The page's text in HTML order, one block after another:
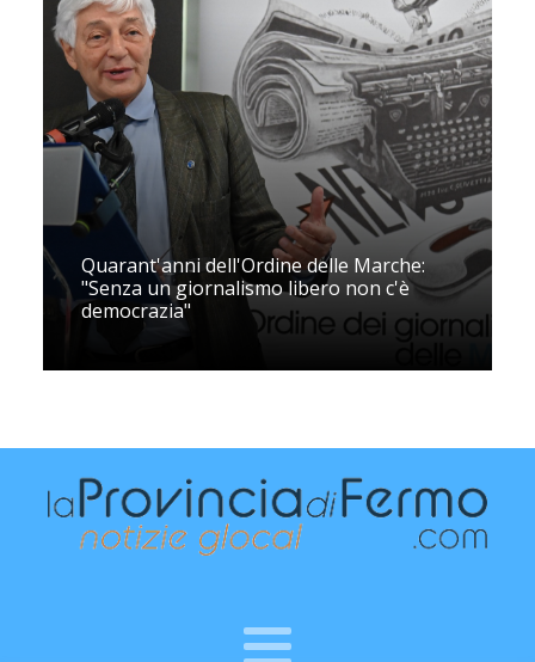
Quarant'anni dell'Ordine delle Marche:
"Senza un giornalismo libero non c'è
democrazia"